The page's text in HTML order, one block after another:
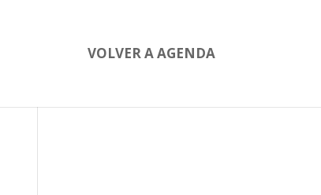
VOLVER A AGENDA